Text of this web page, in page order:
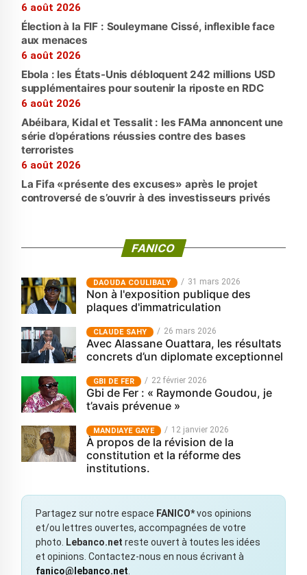
6 août 2026
Élection à la FIF : Souleymane Cissé, inflexible face
aux menaces
6 août 2026
Ebola : les États-Unis débloquent 242 millions USD
supplémentaires pour soutenir la riposte en RDC
6 août 2026
Abéibara, Kidal et Tessalit : les FAMa annoncent une
série d’opérations réussies contre des bases
terroristes
6 août 2026
La Fifa «présente des excuses» après le projet
controversé de s’ouvrir à des investisseurs privés
FANICO
‎DAOUDA COULIBALY 31 mars 2026
Non à l'exposition publique des
plaques d'immatriculation
CLAUDE SAHY 26 mars 2026
Avec Alassane Ouattara, les résultats
concrets d’un diplomate exceptionnel
GBI DE FER 22 février 2026
Gbi de Fer : « Raymonde Goudou, je
t’avais prévenue »
MANDIAYE GAYE 12 janvier 2026
À propos de la révision de la
constitution et la réforme des
institutions.
Partagez sur notre espace FANICO*vos opinions
et/ou lettres ouvertes, accompagnées de votre
photo. Lebanco.net reste ouvert à toutes les idées
et opinions. Contactez-nous en nous écrivant à
fanico@lebanco.net